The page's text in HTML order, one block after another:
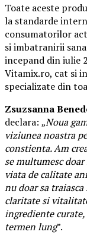
Toate aceste
la standarde
consumatorilor
si imbatranirii
incepand din iulie
Vitamix.ro, cat si
specializate din
Zsuzsanna
declara: „Noua
viziunea noastra
constienta. Am
se multumesc
viata de calitate
nu doar sa
claritate si
ingrediente
termen lung”.